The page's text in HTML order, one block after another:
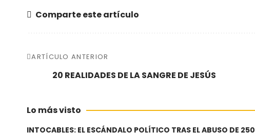
Comparte este artículo
ARTÍCULO ANTERIOR
20 REALIDADES DE LA SANGRE DE JESÚS
Lo más visto
INTOCABLES: EL ESCÁNDALO POLÍTICO TRAS EL ABUSO DE